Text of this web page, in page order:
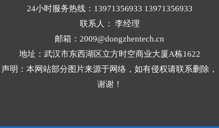
24小时服务热线：13971356933 13971356933
联系人： 李经理
邮箱：2009@dongzhentech.cn
地址：武汉市东西湖区立方时空商业大厦A栋1622
声明：本网站部分图片来源于网络，如有侵权请联系删除，
谢谢！